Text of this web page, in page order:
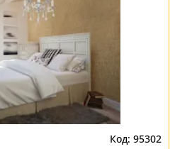
95302